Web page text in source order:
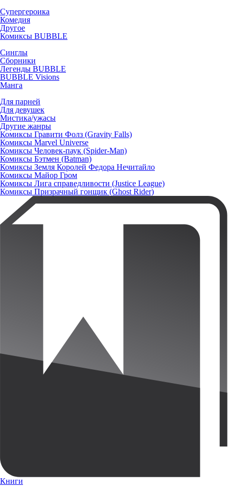
Супергероика
Комедия
Другое
Комиксы BUBBLE
Синглы
Сборники
Легенды BUBBLE
BUBBLE Visions
Манга
Для парней
Для девушек
Мистика/ужасы
Другие жанры
Комиксы Гравити Фолз (Gravity Falls)
Комиксы Marvel Universe
Комиксы Человек-паук (Spider-Man)
Комиксы Бэтмен (Batman)
Комиксы Земля Королей Федора Нечитайло
Комиксы Майор Гром
Комиксы Лига справедливости (Justice League)
Комиксы Призрачный гонщик (Ghost Rider)
Книги